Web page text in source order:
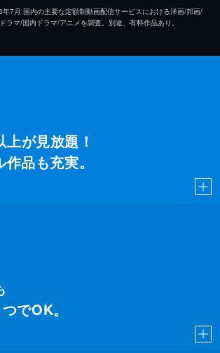
7⽉ 国内の主要な定額制動画配信サービスにおける洋画/邦画/
ラマ/国内ドラマ/アニメを調査。別途、有料作品あり。
上が見放題！
品も充実。
でOK。